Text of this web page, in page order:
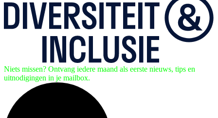
Niets missen? Ontvang iedere maand als eerste nieuws, tips en
uitnodigingen in je mailbox.